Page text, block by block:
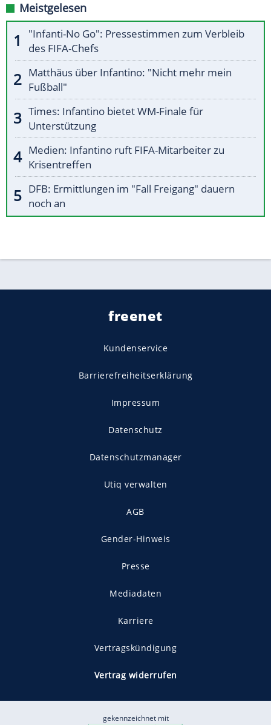
Meistgelesen
"Infanti-No Go": Pressestimmen zum Verbleib
des FIFA-Chefs
Matthäus über Infantino: "Nicht mehr mein
Fußball"
Times: Infantino bietet WM-Finale für
Unterstützung
Medien: Infantino ruft FIFA-Mitarbeiter zu
Krisentreffen
DFB: Ermittlungen im "Fall Freigang" dauern
noch an
freenet
Kundenservice
Barrierefreiheitserklärung
Impressum
Datenschutz
Datenschutzmanager
Utiq verwalten
AGB
Gender-Hinweis
Presse
Mediadaten
Karriere
Vertragskündigung
Vertrag widerrufen
gekennzeichnet mit